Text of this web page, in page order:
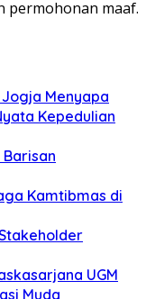
permohonan maaf.
Menyapa
Kepedulian
Kamtibmas di
UGM
Muda